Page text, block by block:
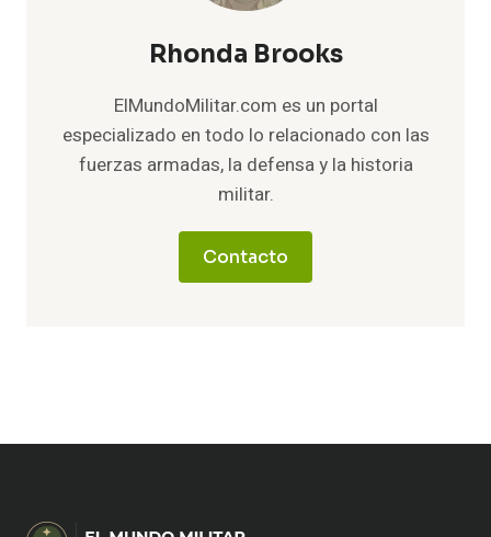
Rhonda Brooks
ElMundoMilitar.com es un portal
especializado en todo lo relacionado con las
fuerzas armadas, la defensa y la historia
militar.
Contacto